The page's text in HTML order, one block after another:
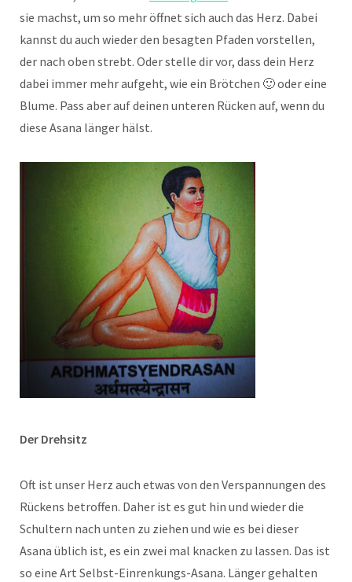
sie machst, um so mehr öffnet sich auch das Herz. Dabei
kannst du auch wieder den besagten Pfaden vorstellen,
der nach oben strebt. Oder stelle dir vor, dass dein Herz
dabei immer mehr aufgeht, wie ein Brötchen 🙂 oder eine
Blume. Pass aber auf deinen unteren Rücken auf, wenn du
diese Asana länger hälst.
Der Drehsitz
Oft ist unser Herz auch etwas von den Verspannungen des
Rückens betroffen. Daher ist es gut hin und wieder die
Schultern nach unten zu ziehen und wie es bei dieser
Asana üblich ist, es ein zwei mal knacken zu lassen. Das ist
so eine Art Selbst-Einrenkungs-Asana. Länger gehalten